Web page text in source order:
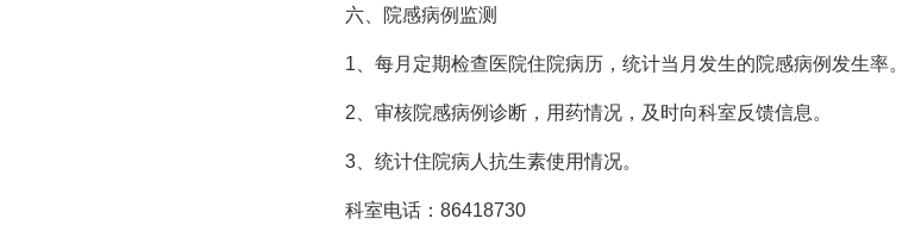
六、院感病例监测
1、每月定期检查医院住院病历，统计当月发生的院感病例发生率。
2、审核院感病例诊断，用药情况，及时向科室反馈信息。
3、统计住院病人抗生素使用情况。
科室电话：86418730